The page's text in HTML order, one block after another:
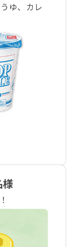
ゆ、カレ